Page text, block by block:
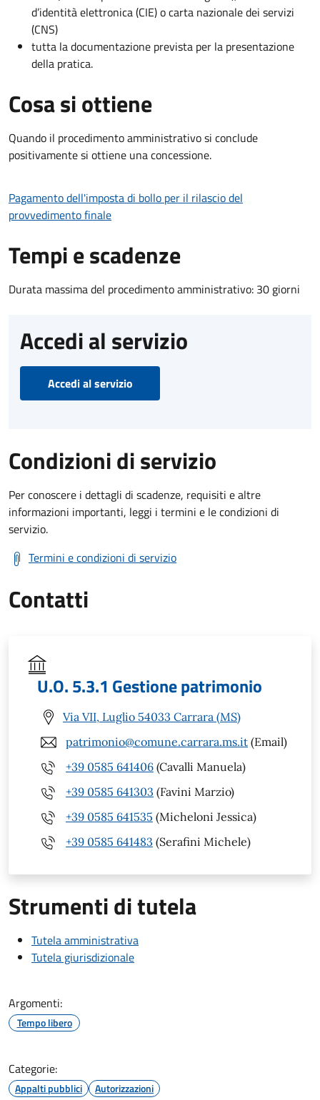
d’identità elettronica (CIE) o carta nazionale dei servizi
(CNS)
tutta la documentazione prevista per la presentazione
della pratica.
Cosa si ottiene
Quando il procedimento amministrativo si conclude
positivamente si ottiene una concessione.
Pagamento dell'imposta di bollo per il rilascio del
provvedimento finale
Tempi e scadenze
Durata massima del procedimento amministrativo: 30 giorni
Accedi al servizio
Accedi al servizio
Condizioni di servizio
Per conoscere i dettagli di scadenze, requisiti e altre
informazioni importanti, leggi i termini e le condizioni di
servizio.
Termini e condizioni di servizio
Contatti
U.O. 5.3.1 Gestione patrimonio
Via VII, Luglio 54033 Carrara (MS)
patrimonio@comune.carrara.ms.it (Email)
+39 0585 641406 (Cavalli Manuela)
+39 0585 641303 (Favini Marzio)
+39 0585 641535 (Micheloni Jessica)
+39 0585 641483 (Serafini Michele)
Strumenti di tutela
Tutela amministrativa
Tutela giurisdizionale
Argomenti:
Tempo libero
Categorie:
Appalti pubblici Autorizzazioni